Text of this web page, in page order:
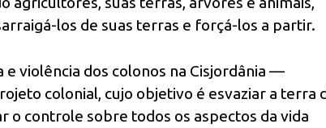
los de suas terras e forçá-los a partir.
violência dos colonos na Cisjordânia —
colonial, cujo objetivo é esvaziar a terra
o controle sobre todos os aspectos da vida